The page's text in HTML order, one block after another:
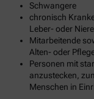
Schwangere
chronisch
Leber- oder
Mitarbeitende
Alten- oder
Personen mit
anzustecken,
Menschen in